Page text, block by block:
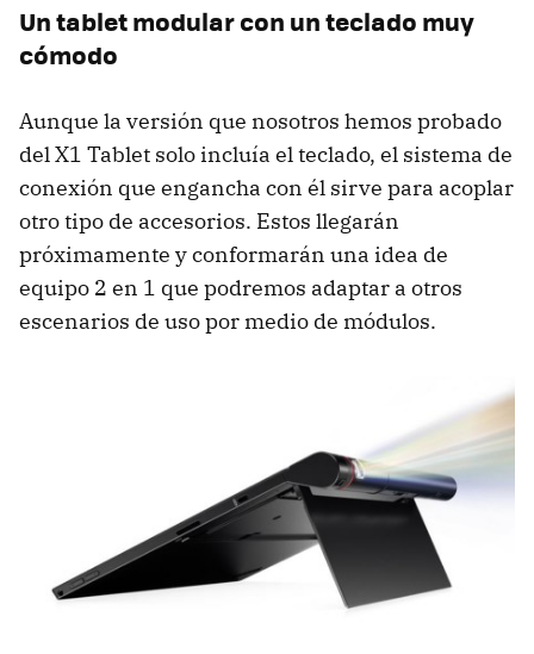
Un tablet modular con un teclado muy
cómodo
Aunque la versión que nosotros hemos probado
del X1 Tablet solo incluía el teclado, el sistema de
conexión que engancha con él sirve para acoplar
otro tipo de accesorios. Estos llegarán
próximamente y conformarán una idea de
equipo 2 en 1 que podremos adaptar a otros
escenarios de uso por medio de módulos.